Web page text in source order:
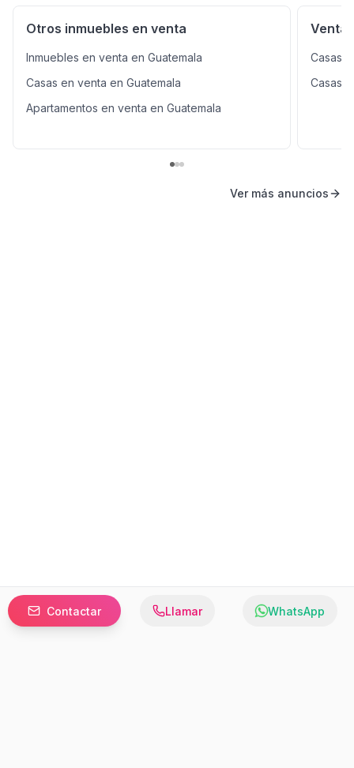
Contactar Llamar WhatsApp
Otros inmuebles en venta
Inmuebles en venta en Guatemala
Casas en venta en Guatemala
Apartamentos en venta en Guatemala
Venta
Casas
Casas
Ver más anuncios